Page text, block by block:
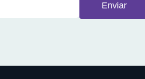
Enviar